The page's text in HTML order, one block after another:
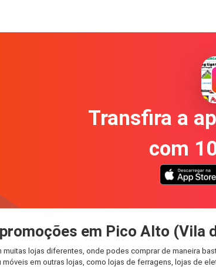
Transfira a
com
em Pico Alto (Vila
lojas diferentes, onde podes comprar de maneira
em outras lojas, como lojas de ferragens, lojas de